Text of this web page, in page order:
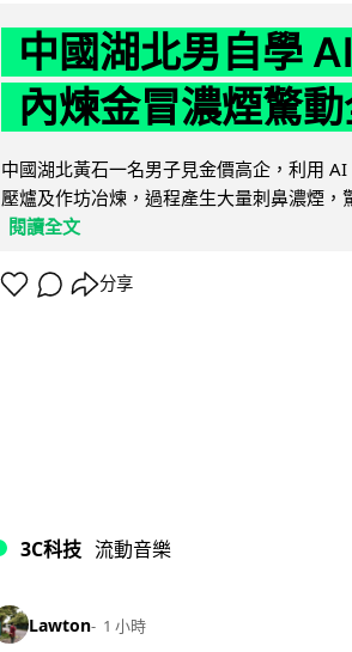
中國湖北男自學
內煉金冒濃煙驚
中國湖北黃石一名男子見金價高企，利用
壓爐及作坊冶煉，過程產生大量刺鼻濃煙
閱讀全文
分享
3C科技 流動音樂
Lawton 1 小時